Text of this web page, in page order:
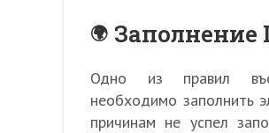
Заполнение
Одно из правил
необходимо заполнить
причинам не успел